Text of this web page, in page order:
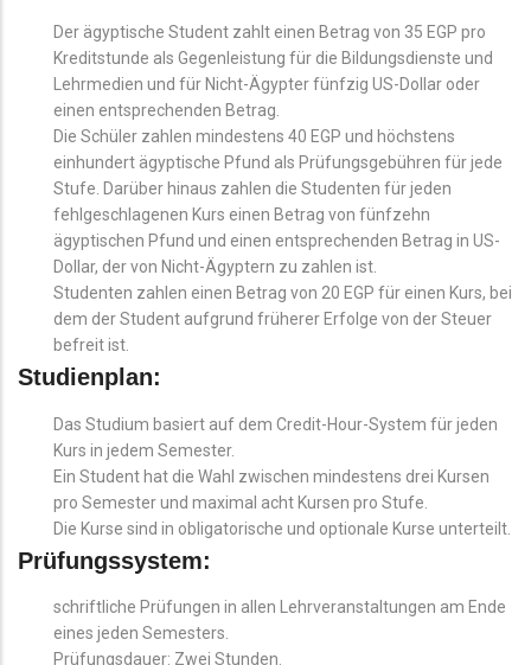
Der ägyptische Student zahlt einen Betrag von 35 EGP pro
Kreditstunde als Gegenleistung für die Bildungsdienste und
Lehrmedien und für Nicht-Ägypter fünfzig US-Dollar oder
einen entsprechenden Betrag.
Die Schüler zahlen mindestens 40 EGP und höchstens
einhundert ägyptische Pfund als Prüfungsgebühren für jede
Stufe. Darüber hinaus zahlen die Studenten für jeden
fehlgeschlagenen Kurs einen Betrag von fünfzehn
ägyptischen Pfund und einen entsprechenden Betrag in US-
Dollar, der von Nicht-Ägyptern zu zahlen ist.
Studenten zahlen einen Betrag von 20 EGP für einen Kurs, bei
dem der Student aufgrund früherer Erfolge von der Steuer
befreit ist.
Studienplan:
Das Studium basiert auf dem Credit-Hour-System für jeden
Kurs in jedem Semester.
Ein Student hat die Wahl zwischen mindestens drei Kursen
pro Semester und maximal acht Kursen pro Stufe.
Die Kurse sind in obligatorische und optionale Kurse unterteilt.
Prüfungssystem:
schriftliche Prüfungen in allen Lehrveranstaltungen am Ende
eines jeden Semesters.
Prüfungsdauer: Zwei Stunden.